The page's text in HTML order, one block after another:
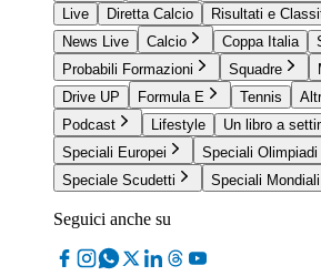
Live
Diretta Calcio
Risultati e
News Live
Calcio Coppa Italia
Probabili Formazioni
Squadre
Drive UP
Formula E Tennis
Podcast
Lifestyle
Un libro a
Speciali Europei
Speciali Olimpiadi
Speciale Scudetti
Speciali Mondiali
Seguici anche su